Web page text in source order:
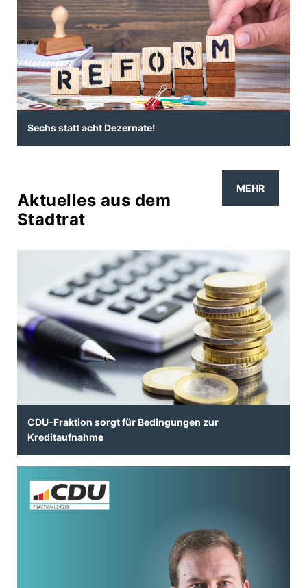
Sechs statt acht Dezernate!
MEHR
Aktuelles aus dem
Stadtrat
CDU-Fraktion sorgt für Bedingungen zur
Kreditaufnahme